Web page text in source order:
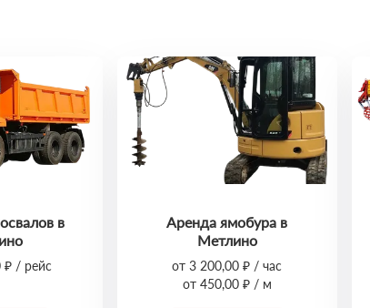
в
₽ / рейс
Аренда ямобура в
Метлино
от 3 200,00 ₽ / час
от 450,00 ₽ / м